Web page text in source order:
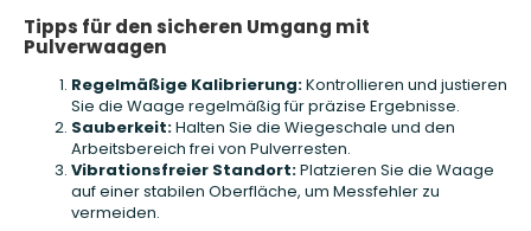
Tipps für den sicheren Umgang mit
Pulverwaagen
Regelmäßige Kalibrierung:Kontrollieren und justieren
Sie die Waage regelmäßig für präzise Ergebnisse.
Sauberkeit:Halten Sie die Wiegeschale und den
Arbeitsbereich frei von Pulverresten.
Vibrationsfreier Standort:Platzieren Sie die Waage
auf einer stabilen Oberfläche, um Messfehler zu
vermeiden.